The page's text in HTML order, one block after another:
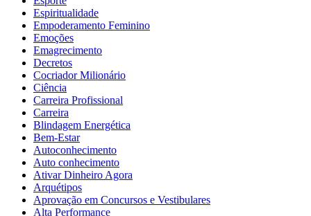
Espiritualidade
Empoderamento Feminino
Emoções
Emagrecimento
Decretos
Cocriador Milionário
Ciência
Carreira Profissional
Carreira
Blindagem Energética
Bem-Estar
Autoconhecimento
Auto conhecimento
Ativar Dinheiro Agora
Arquétipos
Aprovação em Concursos e Vestibulares
Alta Performance